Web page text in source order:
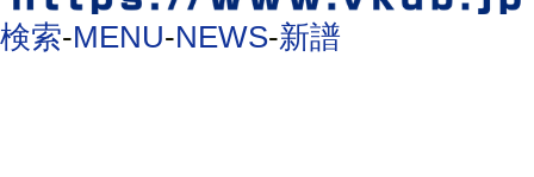
検索-MENU-NEWS-新譜